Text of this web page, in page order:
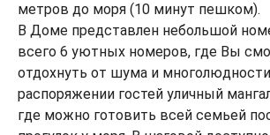
метров до моря (10 минут пешком).
В Доме представлен небольшой
всего 6 уютных номеров, где Вы
отдохнуть от шума и
распоряжении гостей уличный
где можно готовить всей семьей